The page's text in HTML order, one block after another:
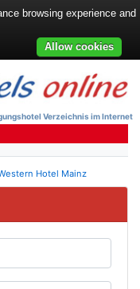
Verzeichnis im Internet
Hotel Mainz
browsing experience and
Allow cookies